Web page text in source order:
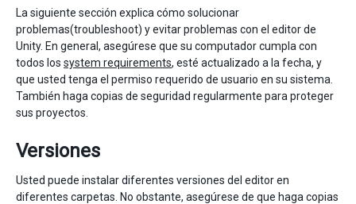
La siguiente sección explica cómo solucionar
problemas(troubleshoot) y evitar problemas con el editor de
Unity. En general, asegúrese que su computador cumpla con
todos los system requirements, esté actualizado a la fecha, y
que usted tenga el permiso requerido de usuario en su sistema.
También haga copias de seguridad regularmente para proteger
sus proyectos.
Versiones
Usted puede instalar diferentes versiones del editor en
diferentes carpetas. No obstante, asegúrese de que haga copias